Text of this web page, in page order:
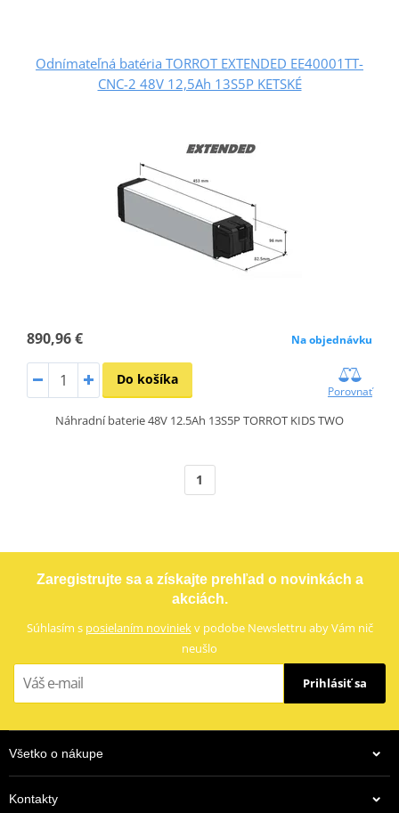
Odnímateľná batéria TORROT EXTENDED EE40001TT-
CNC-2 48V 12,5Ah 13S5P KETSKÉ
890,96 € Na objednávku
Do košíka
Porovnať
Náhradní baterie 48V 12.5Ah 13S5P TORROT KIDS TWO
1
Zaregistrujte sa a získajte prehľad o novinkách a
akciách.
Súhlasím s posielaním noviniekv podobe Newslettru aby Vám nič
neušlo
Prihlásiť sa
Všetko o nákupe
Kontakty